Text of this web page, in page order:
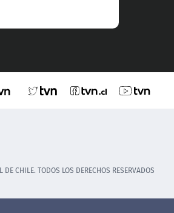
CHILE. TODOS LOS DERECHOS RESERVADOS